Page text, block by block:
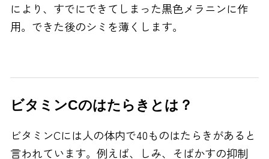
により、すでにできてしまった黒色メラニンに作
用。できた後のシミを薄くします。
ビタミンCのはたらきとは？
ビタミンCには人の体内で40ものはたらきがあると
言われています。例えば、しみ、そばかすの抑制